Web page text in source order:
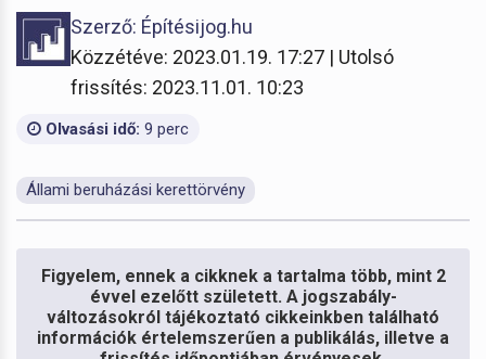
Szerző: Építésijog.hu
Közzétéve: 2023.01.19. 17:27 | Utolsó
frissítés: 2023.11.01. 10:23
Olvasási idő: 9 perc
Állami beruházási kerettörvény
Figyelem, ennek a cikknek a tartalma több, mint 2
évvel ezelőtt született. A jogszabály-
változásokról tájékoztató cikkeinkben található
információk értelemszerűen a publikálás, illetve a